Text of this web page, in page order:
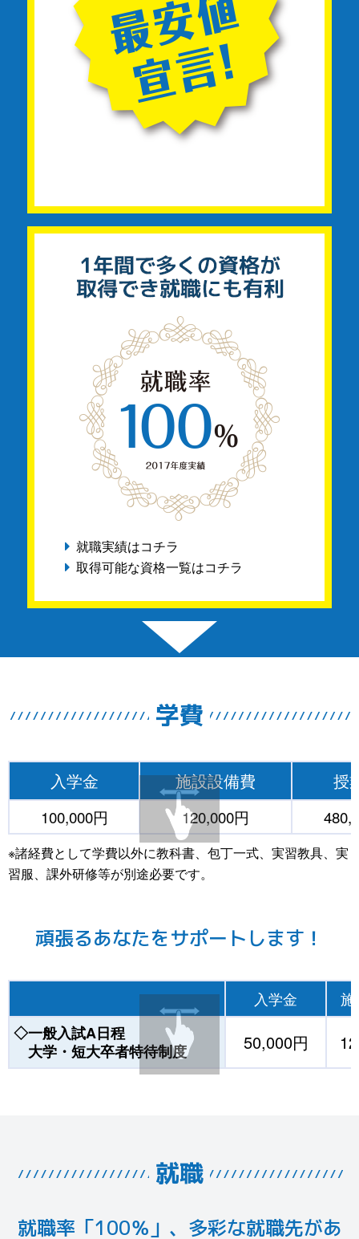
就職実績はコチラ
取得可能な資格一覧はコチラ
学費
入学金 施設設備費 授
100,000円 120,000円
※諸経費として学費以外に教科書、包丁一式、実習教具、実
習服、課外研修等が別途必要です。
頑張るあなたをサポートします！
入学金
施
◇一般入試A日程
大学・短大卒者特待制度
50,000円
就職
就職率「100％」、多彩な就職先があ